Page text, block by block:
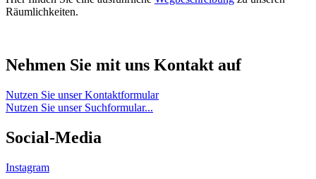
Räumlichkeiten.
Nehmen Sie mit uns Kontakt auf
Nutzen Sie unser Kontaktformular
Nutzen Sie unser Suchformular...
Social-Media
Instagram